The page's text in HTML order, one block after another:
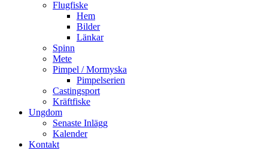
Flugfiske
Hem
Bilder
Länkar
Spinn
Mete
Pimpel / Mormyska
Pimpelserien
Castingsport
Kräftfiske
Ungdom
Senaste Inlägg
Kalender
Kontakt